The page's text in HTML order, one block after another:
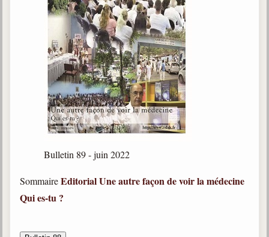
Bulletin 89 - juin 2022
SommaireEditorialUne autre façon de voir la médecine
Qui es-tu ?